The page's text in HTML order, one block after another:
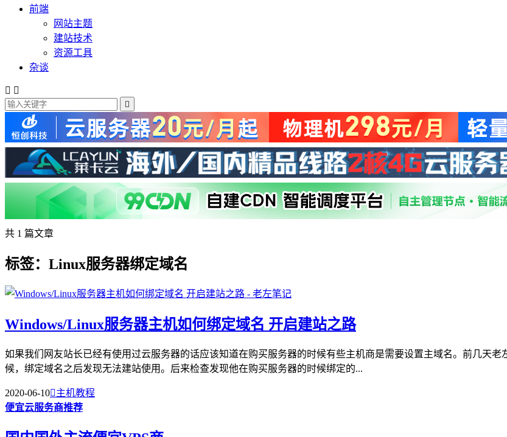
前端
网站主题
建站技术
资源工具
杂谈
 

共 1 篇文章
标签：Linux服务器绑定域名
Windows/Linux服务器主机如何绑定域名 开启建站之路
如果我们网友站长已经有使用过云服务器的话应该知道在购买服务器的时候有些主机商是需要设置主域名。前几天
候，绑定域名之后发现无法建站使用。后来检查发现他在购买服务器的时候绑定的...
2020-06-10主机教程
便宜云服务商推荐